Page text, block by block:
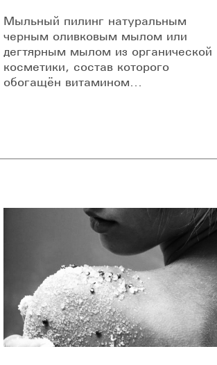
Мыльный пилинг натуральным
черным оливковым мылом или
дегтярным мылом из органической
косметики, состав которого
обогащён витамином...